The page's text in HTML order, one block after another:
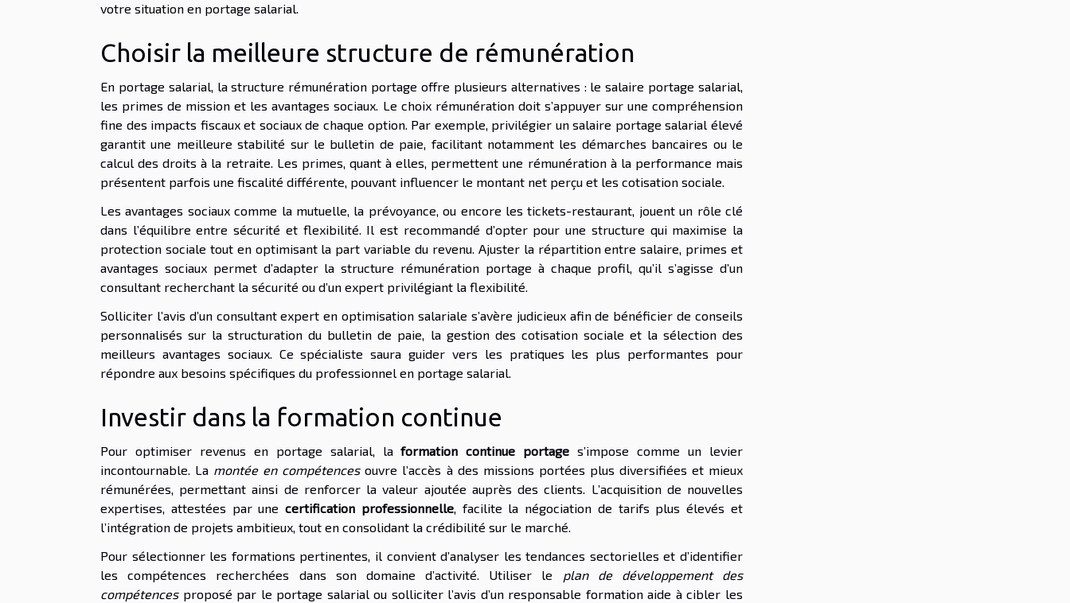
votre situation en portage salarial.
Choisir la meilleure structure de rémunération
En portage salarial, la structure rémunération portage offre plusieurs alternatives : le salaire portage salarial,
les primes de mission et les avantages sociaux. Le choix rémunération doit s’appuyer sur une compréhension
fine des impacts fiscaux et sociaux de chaque option. Par exemple, privilégier un salaire portage salarial élevé
garantit une meilleure stabilité sur le bulletin de paie, facilitant notamment les démarches bancaires ou le
calcul des droits à la retraite. Les primes, quant à elles, permettent une rémunération à la performance mais
présentent parfois une fiscalité différente, pouvant influencer le montant net perçu et les cotisation sociale.
Les avantages sociaux comme la mutuelle, la prévoyance, ou encore les tickets-restaurant, jouent un rôle clé
dans l’équilibre entre sécurité et flexibilité. Il est recommandé d’opter pour une structure qui maximise la
protection sociale tout en optimisant la part variable du revenu. Ajuster la répartition entre salaire, primes et
avantages sociaux permet d’adapter la structure rémunération portage à chaque profil, qu’il s’agisse d’un
consultant recherchant la sécurité ou d’un expert privilégiant la flexibilité.
Solliciter l’avis d’un consultant expert en optimisation salariale s’avère judicieux afin de bénéficier de conseils
personnalisés sur la structuration du bulletin de paie, la gestion des cotisation sociale et la sélection des
meilleurs avantages sociaux. Ce spécialiste saura guider vers les pratiques les plus performantes pour
répondre aux besoins spécifiques du professionnel en portage salarial.
Investir dans la formation continue
Pour optimiser revenus en portage salarial, laformation continue portage s’impose comme un levier
incontournable. La montée en compétencesouvre l’accès à des missions portées plus diversifiées et mieux
rémunérées, permettant ainsi de renforcer la valeur ajoutée auprès des clients. L’acquisition de nouvelles
expertises, attestées par unecertification professionnelle, facilite la négociation de tarifs plus élevés et
l’intégration de projets ambitieux, tout en consolidant la crédibilité sur le marché.
Pour sélectionner les formations pertinentes, il convient d’analyser les tendances sectorielles et d’identifier
les compétences recherchées dans son domaine d’activité. Utiliser le plan de développement des
compétencesproposé par le portage salarial ou solliciter l’avis d’un responsable formation aide à cibler les